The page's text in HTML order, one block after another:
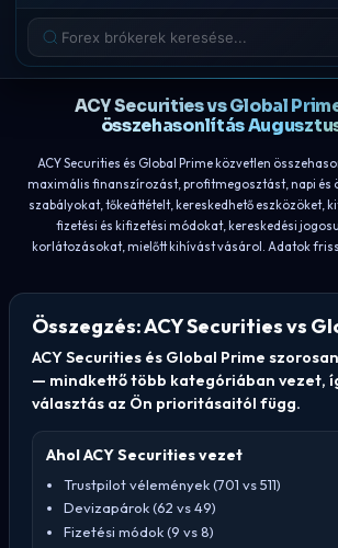
ACY Securities vs Global
összehasonlítás
ACY Securities és Global Prime közvetlen
maximális finanszírozást, profitmegosztást, napi és
szabályokat, tőkeáttételt, kereskedhető eszközöket,
fizetési és kifizetési módokat, kereskedési
korlátozásokat, mielőtt kihívást vásárol. Adatok
Összegzés: ACY Securities vs
ACY Securities és Global Prime
— mindkettő több kategóriában vezet,
választás az Ön prioritásaitól függ.
Ahol ACY Securities vezet
Trustpilot vélemények (701 vs 511)
Devizapárok (62 vs 49)
Fizetési módok (9 vs 8)